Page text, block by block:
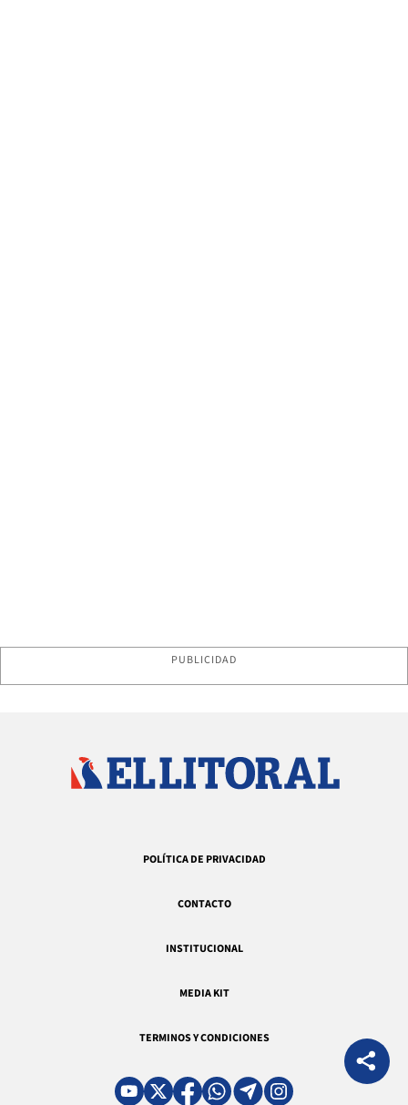
PUBLICIDAD
POLÍTICA DE PRIVACIDAD
CONTACTO
INSTITUCIONAL
MEDIA KIT
TERMINOS Y CONDICIONES